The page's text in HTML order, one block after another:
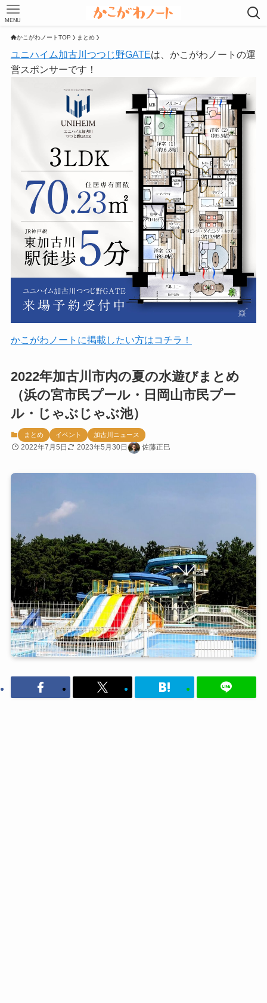
MENU
かこがわノートTOP まとめ
ユニハイム加古川つつじ野GATEは、かこがわノートの運
営スポンサーです！
かこがわノートに掲載したい方はコチラ！
2022年加古川市内の夏の水遊びまとめ
（浜の宮市民プール・日岡山市民プー
ル・じゃぶじゃぶ池）
まとめ イベント 加古川ニュース
2022年7月5日 2023年5月30日 佐藤正巳